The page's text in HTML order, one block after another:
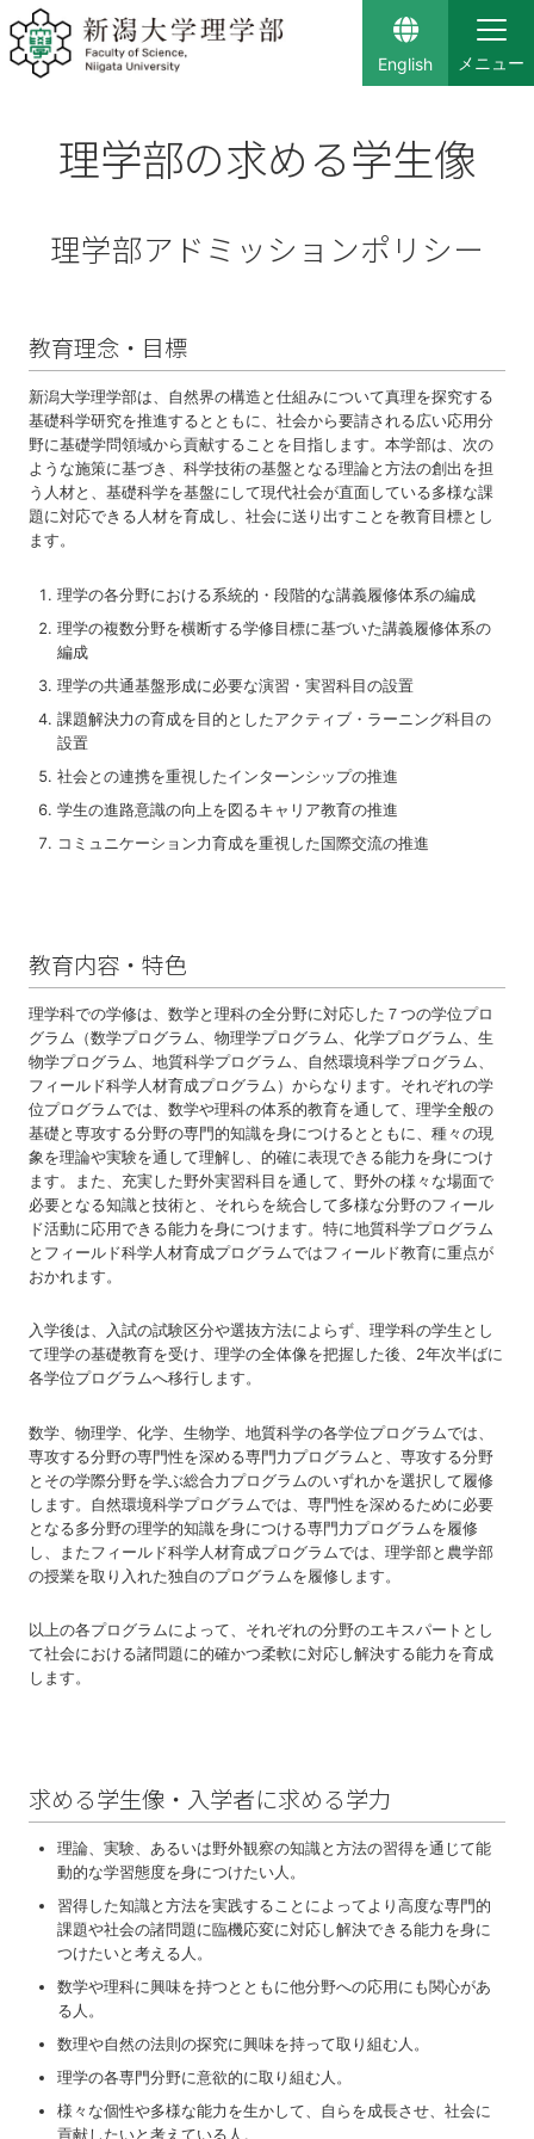
English
理学部の求める学生像
理学部アドミッションポリシー
教育理念・目標
新潟大学理学部は、自然界の構造と仕組みについて真理を探究する
基礎科学研究を推進するとともに、社会から要請される広い応用分
野に基礎学問領域から貢献することを目指します。本学部は、次の
ような施策に基づき、科学技術の基盤となる理論と方法の創出を担
う人材と、基礎科学を基盤にして現代社会が直面している多様な課
題に対応できる人材を育成し、社会に送り出すことを教育目標とし
ます。
理学の各分野における系統的・段階的な講義履修体系の編成
理学の複数分野を横断する学修目標に基づいた講義履修体系の
編成
理学の共通基盤形成に必要な演習・実習科目の設置
課題解決力の育成を目的としたアクティブ・ラーニング科目の
設置
社会との連携を重視したインターンシップの推進
学生の進路意識の向上を図るキャリア教育の推進
コミュニケーション力育成を重視した国際交流の推進
教育内容・特色
理学科での学修は、数学と理科の全分野に対応した７つの学位プロ
グラム（数学プログラム、物理学プログラム、化学プログラム、生
物学プログラム、地質科学プログラム、自然環境科学プログラム、
フィールド科学人材育成プログラム）からなります。それぞれの学
位プログラムでは、数学や理科の体系的教育を通して、理学全般の
基礎と専攻する分野の専門的知識を身につけるとともに、種々の現
象を理論や実験を通して理解し、的確に表現できる能力を身につけ
ます。また、充実した野外実習科目を通して、野外の様々な場面で
必要となる知識と技術と、それらを統合して多様な分野のフィール
ド活動に応用できる能力を身につけます。特に地質科学プログラム
とフィールド科学人材育成プログラムではフィールド教育に重点が
おかれます。
入学後は、入試の試験区分や選抜方法によらず、理学科の学生とし
て理学の基礎教育を受け、理学の全体像を把握した後、2年次半ばに
各学位プログラムへ移行します。
数学、物理学、化学、生物学、地質科学の各学位プログラムでは、
専攻する分野の専門性を深める専門力プログラムと、専攻する分野
とその学際分野を学ぶ総合力プログラムのいずれかを選択して履修
します。自然環境科学プログラムでは、専門性を深めるために必要
となる多分野の理学的知識を身につける専門力プログラムを履修
し、またフィールド科学人材育成プログラムでは、理学部と農学部
の授業を取り入れた独自のプログラムを履修します。
以上の各プログラムによって、それぞれの分野のエキスパートとし
て社会における諸問題に的確かつ柔軟に対応し解決する能力を育成
します。
求める学⽣像・⼊学者に求める学⼒
理論、実験、あるいは野外観察の知識と⽅法の習得を通じて能
動的な学習態度を⾝につけたい⼈。
習得した知識と⽅法を実践することによってより⾼度な専⾨的
課題や社会の諸問題に臨機応変に対応し解決できる能⼒を⾝に
つけたいと考える⼈。
数学や理科に興味を持つとともに他分野への応⽤にも関⼼があ
る⼈。
数理や⾃然の法則の探究に興味を持って取り組む⼈。
理学の各専⾨分野に意欲的に取り組む⼈。
様々な個性や多様な能⼒を⽣かして、⾃らを成⻑させ、社会に
貢献したいと考えている⼈。